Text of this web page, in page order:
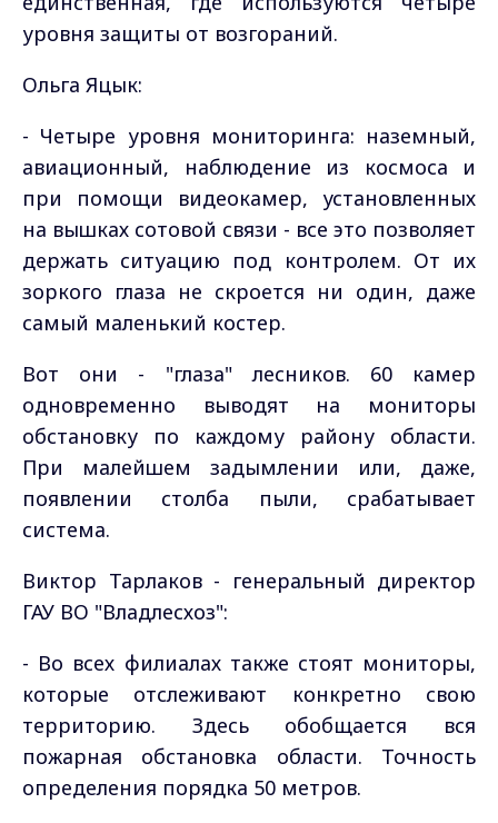
уровня защиты от возгораний.
Ольга Яцык:
- Четыре уровня мониторинга: наземный,
авиационный, наблюдение из космоса и
при помощи видеокамер, установленных
на вышках сотовой связи - все это позволяет
держать ситуацию под контролем. От их
зоркого глаза не скроется ни один, даже
самый маленький костер.
Вот они - "глаза" лесников. 60 камер
одновременно выводят на мониторы
обстановку по каждому району области.
При малейшем задымлении или, даже,
появлении столба пыли, срабатывает
система.
Виктор Тарлаков - генеральный директор
ГАУ ВО "Владлесхоз":
- Во всех филиалах также стоят мониторы,
которые отслеживают конкретно свою
территорию. Здесь обобщается вся
пожарная обстановка области. Точность
определения порядка 50 метров.